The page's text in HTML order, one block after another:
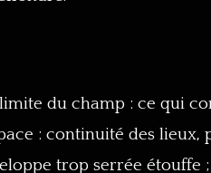
limite du champ : ce qui
: continuité des
trop serrée étouffe